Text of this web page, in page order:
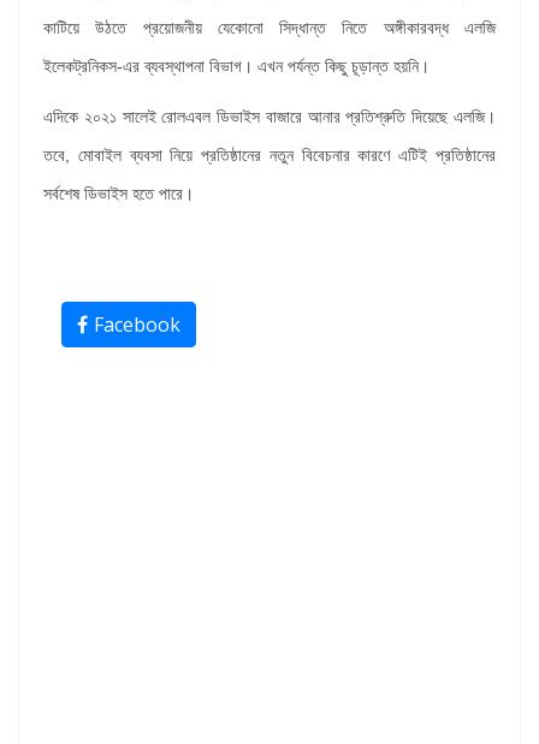
কাটিয়ে উঠতে প্রয়োজনীয় যেকোনো সিদ্ধান্ত নিতে অঙ্গীকারবদ্ধ এলজি
ইলেকট্রনিকস-এর ব্যবস্থাপনা বিভাগ। এখন পর্যন্ত কিছু চূড়ান্ত হয়নি।
এদিকে ২০২১ সালেই রোলএবল ডিভাইস বাজারে আনার প্রতিশ্রুতি দিয়েছে এলজি।
তবে, মোবাইল ব্যবসা নিয়ে প্রতিষ্ঠানের নতুন বিবেচনার কারণে এটিই প্রতিষ্ঠানের
সর্বশেষ ডিভাইস হতে পারে।
Facebook